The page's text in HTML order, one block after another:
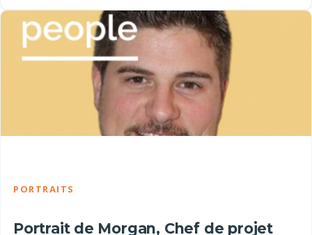
PORTRAITS
Portrait de Morgan, Chef de projet